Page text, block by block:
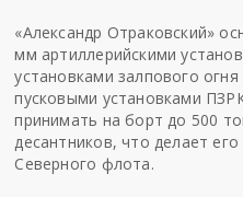
«Александр Отраковский»
мм артиллерийскими
установками залпового
пусковыми установками
принимать на борт до 500
десантников, что делает
Северного флота.